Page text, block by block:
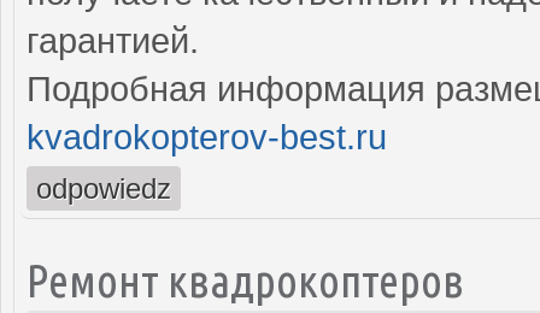
гарантией.
Подробная информация
kvadrokopterov-best.ru
odpowiedz
Ремонт квадрокоптеров